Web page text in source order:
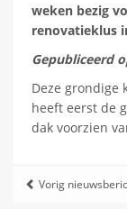
weken bezig
renovatieklus
Gepubliceerd
Deze grondige
heeft eerst de
dak voorzien
Vorig